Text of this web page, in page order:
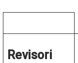
Revisori